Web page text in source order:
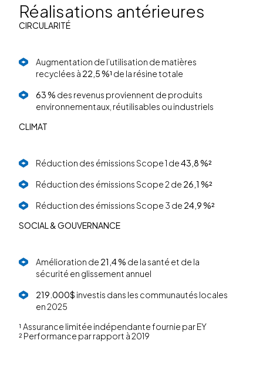
Réalisations antérieures
CIRCULARITÉ
Augmentation de l’utilisation de matières
recyclées à 22,5 %¹ de la résine totale
63 % des revenus proviennent de produits
environnementaux, réutilisables ou industriels
CLIMAT
Réduction des émissions Scope 1 de43,8 %²
Réduction des émissions Scope 2 de 26,1 %²
Réduction des émissions Scope 3 de 24,9 %²
SOCIAL & GOUVERNANCE
Amélioration de 21,4 % de la santé et de la
sécurité en glissement annuel
219.000$ investis dans les communautés locales
en 2025
¹ Assurance limitée indépendante fournie par EY
² Performance par rapport à 2019